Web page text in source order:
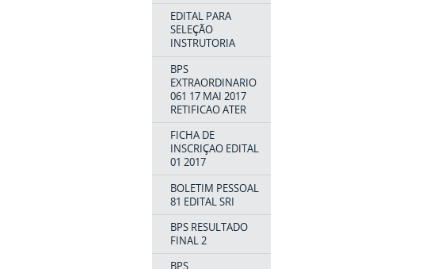
EDITAL PARA
SELEÇÃO
INSTRUTORIA
BPS
EXTRAORDINARIO
061 17 MAI 2017
RETIFICAO ATER
FICHA DE
INSCRIÇAO EDITAL
01 2017
BOLETIM PESSOAL
81 EDITAL SRI
BPS RESULTADO
FINAL 2
BPS